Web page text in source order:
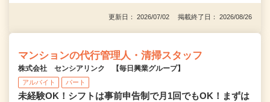
更新日： 2026/07/02 掲載終了日： 2026/08/26
マンションの代行管理人・清掃スタッフ
株式会社 センシアリンク 【毎日興業グループ】
アルバイト パート
未経験OK！シフトは事前申告制で月1回でもOK！まずは